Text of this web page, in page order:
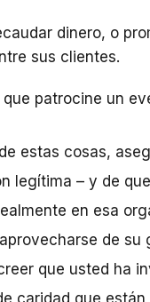
dinero, o
sus clientes.
patrocine un
estas cosas,
legítima – y de
en esa
de su
que usted ha
caridad que